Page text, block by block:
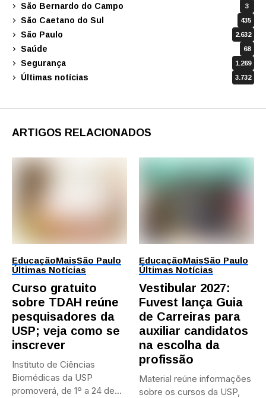
São Bernardo do Campo 3
São Caetano do Sul 435
São Paulo 2.632
Saúde 68
Segurança 1.269
Últimas notícias 3.732
ARTIGOS RELACIONADOS
EducaçãoMaisSão Paulo
Últimas Notícias
Curso gratuito
sobre TDAH reúne
pesquisadores da
USP; veja como se
inscrever
Instituto de Ciências
Biomédicas da USP
promoverá, de 1º a 24 de...
EducaçãoMaisSão Paulo
Últimas Notícias
Vestibular 2027:
Fuvest lança Guia
de Carreiras para
auxiliar candidatos
na escolha da
profissão
Material reúne informações
sobre os cursos da USP,